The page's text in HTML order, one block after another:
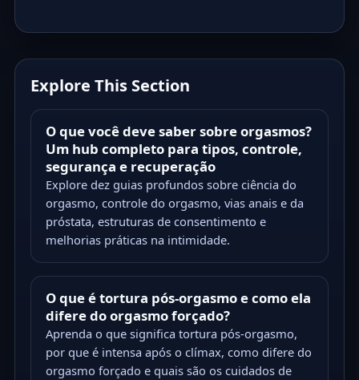
Explore This Section
O que você deve saber sobre orgasmos?
Um hub completo para tipos, controle,
segurança e recuperação
Explore dez guias profundos sobre ciência do
orgasmo, controle do orgasmo, vias anais e da
próstata, estruturas de consentimento e
melhorias práticas na intimidade.
O que é tortura pós-orgasmo e como ela
difere do orgasmo forçado?
Aprenda o que significa tortura pós-orgasmo,
por que é intensa após o clímax, como difere do
orgasmo forçado e quais são os cuidados de